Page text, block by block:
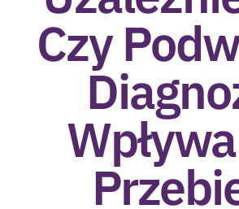
Czy